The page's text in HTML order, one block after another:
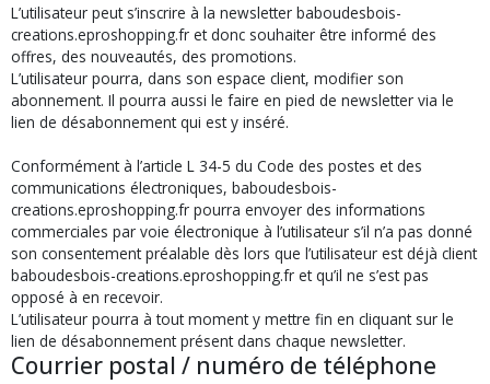
L’utilisateur peut s’inscrire à la newsletter baboudesbois-
creations.eproshopping.fr et donc souhaiter être informé des
offres, des nouveautés, des promotions.
L’utilisateur pourra, dans son espace client, modifier son
abonnement. Il pourra aussi le faire en pied de newsletter via le
lien de désabonnement qui est y inséré.
Conformément à l’article L 34-5 du Code des postes et des
communications électroniques, baboudesbois-
creations.eproshopping.fr pourra envoyer des informations
commerciales par voie électronique à l’utilisateur s’il n’a pas donné
son consentement préalable dès lors que l’utilisateur est déjà client
baboudesbois-creations.eproshopping.fr et qu’il ne s’est pas
opposé à en recevoir.
L’utilisateur pourra à tout moment y mettre fin en cliquant sur le
lien de désabonnement présent dans chaque newsletter.
Courrier postal / numéro de téléphone